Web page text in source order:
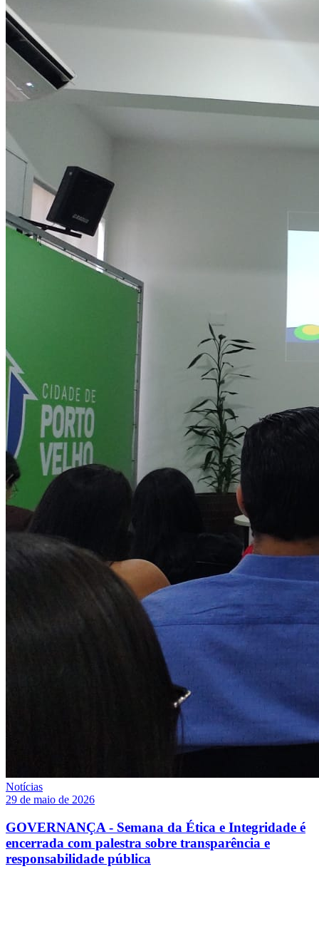
Notícias
29 de maio de 2026
GOVERNANÇA - Semana da Ética e Integridade é
encerrada com palestra sobre transparência e
responsabilidade pública